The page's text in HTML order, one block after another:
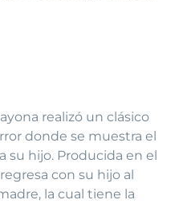
realizó un clásico
donde se muestra el
su hijo. Producida en el
con su hijo al
la cual tiene la